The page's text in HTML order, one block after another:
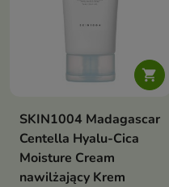

SKIN1004 Madagascar
Centella Hyalu-Cica
Moisture Cream
nawilżający Krem